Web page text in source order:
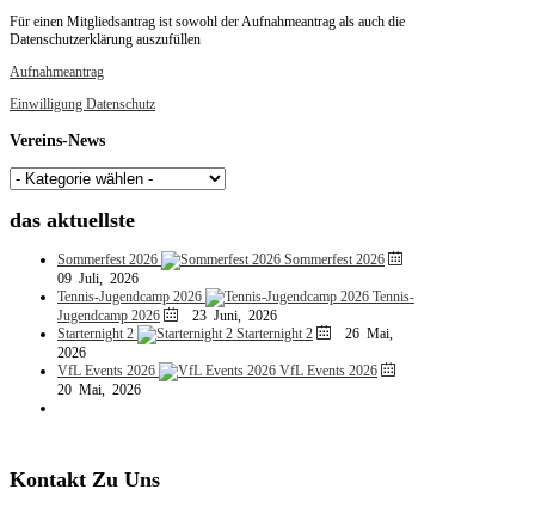
Für einen Mitgliedsantrag ist sowohl der Aufnahmeantrag als auch die
Datenschutzerklärung auszufüllen
Aufnahmeantrag
Einwilligung Datenschutz
Vereins-News
das aktuellste
Sommerfest 2026 Sommerfest 2026
09 Juli, 2026
Tennis-Jugendcamp 2026
Tennis-
Jugendcamp 2026
23 Juni, 2026
Starternight 2 Starternight 2
26 Mai,
2026
VfL Events 2026 VfL Events 2026
20 Mai, 2026
Kontakt Zu Uns